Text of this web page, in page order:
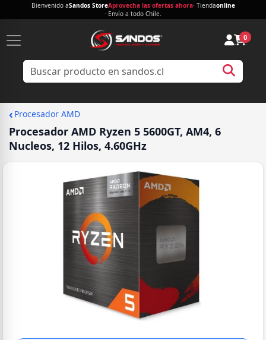
Bienvenido aSandos StoreAprovecha las ofertas ahora· Tiendaonline
· Envío a todo Chile.
0
‹ Procesador AMD
Procesador AMD Ryzen 5 5600GT, AM4, 6
Nucleos, 12 Hilos, 4.60GHz